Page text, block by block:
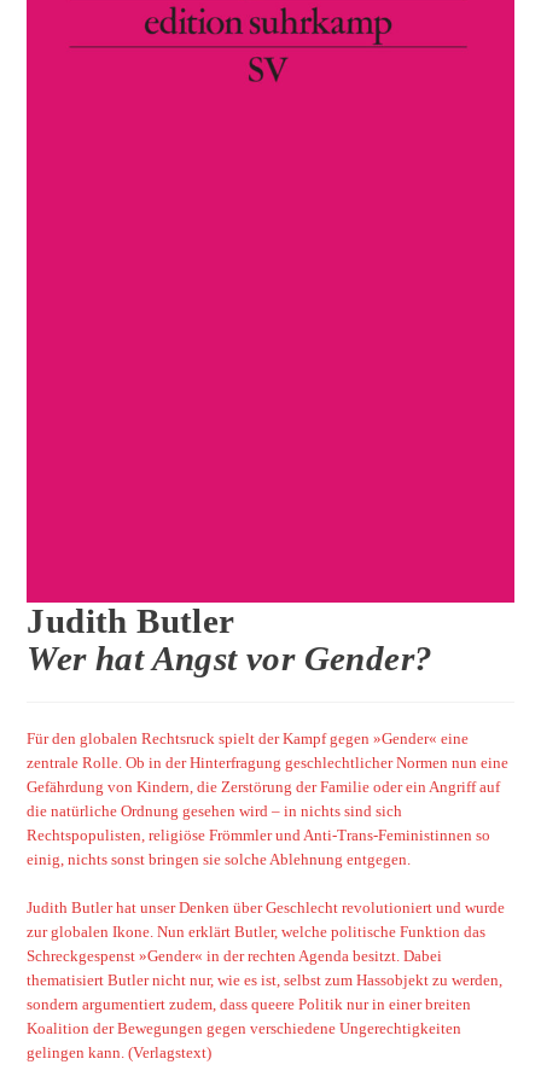
Judith Butler
Wer hat Angst vor Gender?
Für den globalen Rechtsruck spielt der Kampf gegen »Gender« eine
zentrale Rolle. Ob in der Hinterfragung geschlechtlicher Normen nun eine
Gefährdung von Kindern, die Zerstörung der Familie oder ein Angriff auf
die natürliche Ordnung gesehen wird – in nichts sind sich
Rechtspopulisten, religiöse Frömmler und Anti-Trans-Feministinnen so
einig, nichts sonst bringen sie solche Ablehnung entgegen.
Judith Butler hat unser Denken über Geschlecht revolutioniert und wurde
zur globalen Ikone. Nun erklärt Butler, welche politische Funktion das
Schreckgespenst »Gender« in der rechten Agenda besitzt. Dabei
thematisiert Butler nicht nur, wie es ist, selbst zum Hassobjekt zu werden,
sondern argumentiert zudem, dass queere Politik nur in einer breiten
Koalition der Bewegungen gegen verschiedene Ungerechtigkeiten
gelingen kann. (Verlagstext)